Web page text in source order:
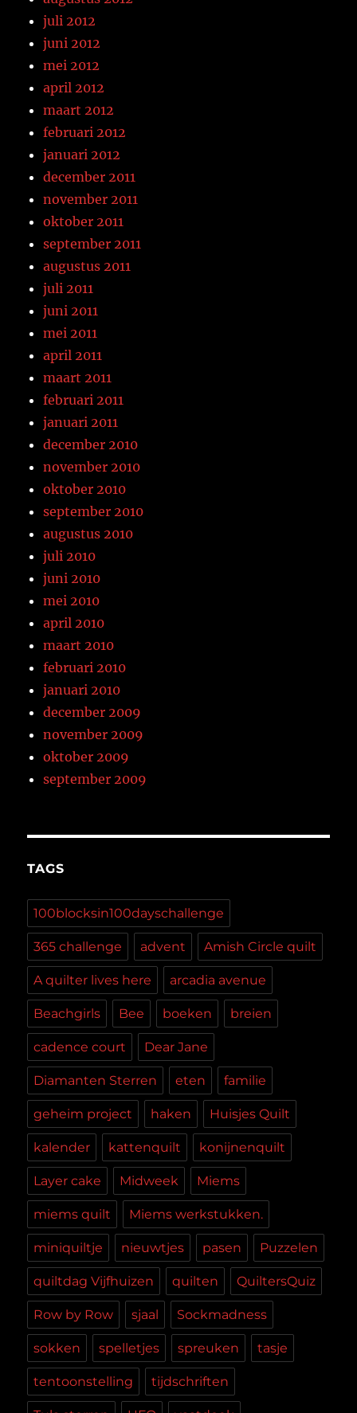
juli 2012
juni 2012
mei 2012
april 2012
maart 2012
februari 2012
januari 2012
december 2011
november 2011
oktober 2011
september 2011
augustus 2011
juli 2011
juni 2011
mei 2011
april 2011
maart 2011
februari 2011
januari 2011
december 2010
november 2010
oktober 2010
september 2010
augustus 2010
juli 2010
juni 2010
mei 2010
april 2010
maart 2010
februari 2010
januari 2010
december 2009
november 2009
oktober 2009
september 2009
TAGS
100blocksin100dayschallenge
365 challenge advent Amish Circle quilt
A quilter lives here arcadia avenue
Beachgirls Bee boeken breien
cadence court Dear Jane
Diamanten Sterren eten familie
geheim project haken Huisjes Quilt
kalender kattenquilt konijnenquilt
Layer cake Midweek Miems
miems quilt Miems werkstukken.
miniquiltje nieuwtjes pasen Puzzelen
quiltdag Vijfhuizen quilten QuiltersQuiz
Row by Row sjaal Sockmadness
sokken spelletjes spreuken tasje
tentoonstelling tijdschriften